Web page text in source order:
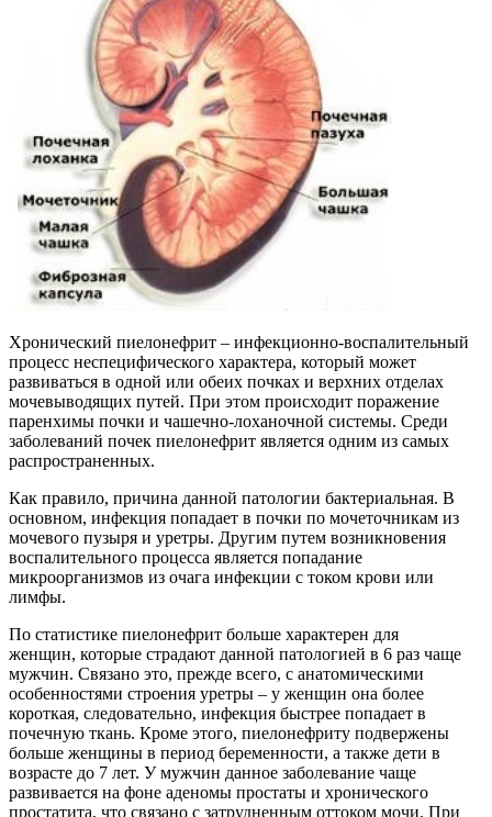
Хронический пиелонефрит – инфекционно-воспалительный
процесс неспецифического характера, который может
развиваться в одной или обеих почках и верхних отделах
мочевыводящих путей. При этом происходит поражение
паренхимы почки и чашечно-лоханочной системы. Среди
заболеваний почек пиелонефрит является одним из самых
распространенных.
Как правило, причина данной патологии бактериальная. В
основном, инфекция попадает в почки по мочеточникам из
мочевого пузыря и уретры. Другим путем возникновения
воспалительного процесса является попадание
микроорганизмов из очага инфекции с током крови или
лимфы.
По статистике пиелонефрит больше характерен для
женщин, которые страдают данной патологией в 6 раз чаще
мужчин. Связано это, прежде всего, с анатомическими
особенностями строения уретры – у женщин она более
короткая, следовательно, инфекция быстрее попадает в
почечную ткань. Кроме этого, пиелонефриту подвержены
больше женщины в период беременности, а также дети в
возрасте до 7 лет. У мужчин данное заболевание чаще
развивается на фоне аденомы простаты и хронического
простатита, что связано с затрудненным оттоком мочи. При